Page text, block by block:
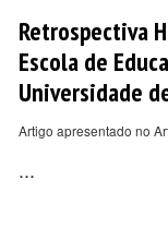
Retrospectiva
Escola de
Universidade
Artigo apresentado no
...